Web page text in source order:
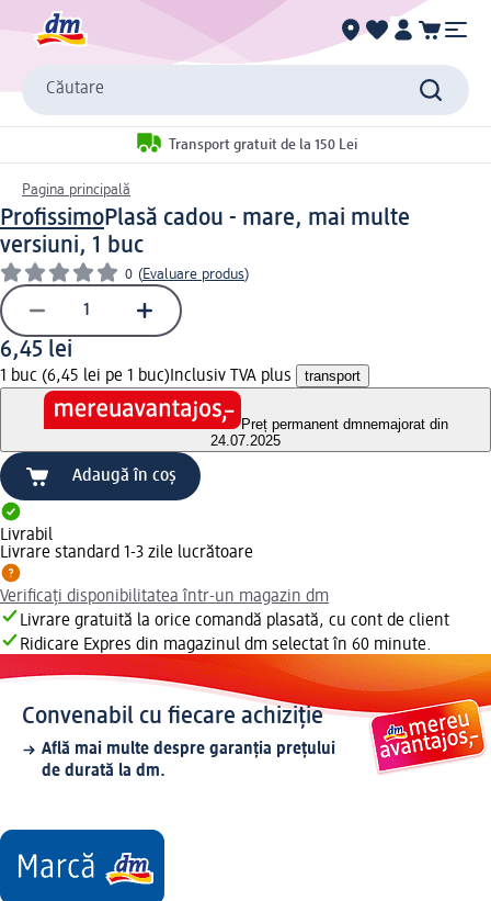
Căutare
Transport gratuit de la 150 Lei
Pagina principală
ProfissimoPlasă cadou - mare, mai multe
versiuni, 1 buc
0 (Evaluare produs)
6,45 lei
1 buc (6,45 lei pe 1 buc) Inclusiv TVA plus transport
Preț permanent dmnemajorat din
24.07.2025
Adaugă în coș
Livrabil
Livrare standard 1-3 zile lucrătoare
Verificați disponibilitatea într-un magazin dm
Livrare gratuită la orice comandă plasată, cu cont de client
Ridicare Expres din magazinul dm selectat în 60 minute.
Convenabil cu fiecare achiziție
Află mai multe despre garanția prețului
de durată la dm.